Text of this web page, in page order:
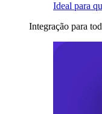
Ideal para
Integração para